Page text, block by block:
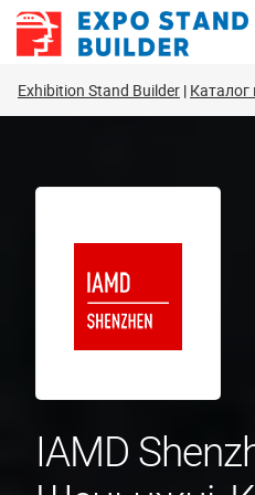
Перейти
Exhibition Stand Builder Каталог
IAMD